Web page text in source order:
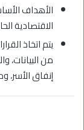
الأهداف
الاقتصادية
يتم اتخاذ
من البيانات،
إنفاق الأسر،